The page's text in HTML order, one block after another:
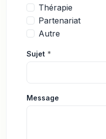
Thérapie
Partenariat
Autre
Sujet *
Message